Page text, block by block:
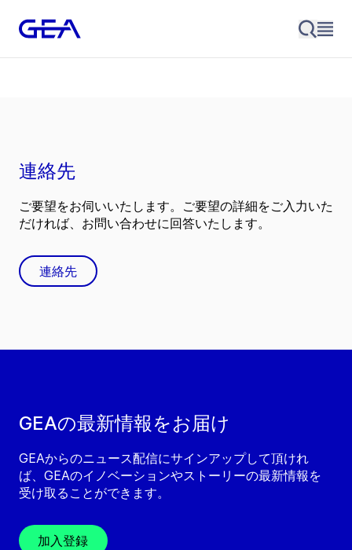
GEAの最新情報をお届け
GEAからのニュース配信にサインアップして頂けれ
ば、GEAのイノベーションやストーリーの最新情報を
受け取ることができます。
加入登録
連絡先
ご要望をお伺いいたします。ご要望の詳細をご入力いた
だければ、お問い合わせに回答いたします。
連絡先